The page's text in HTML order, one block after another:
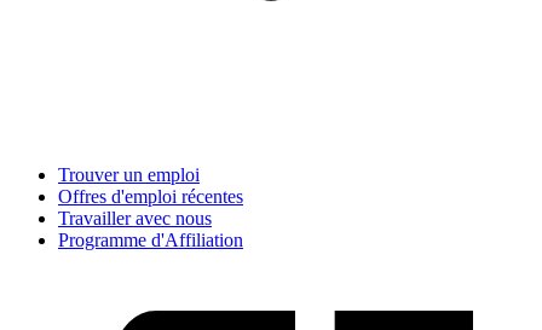
Trouver un emploi
Offres d'emploi récentes
Travailler avec nous
Programme d'Affiliation